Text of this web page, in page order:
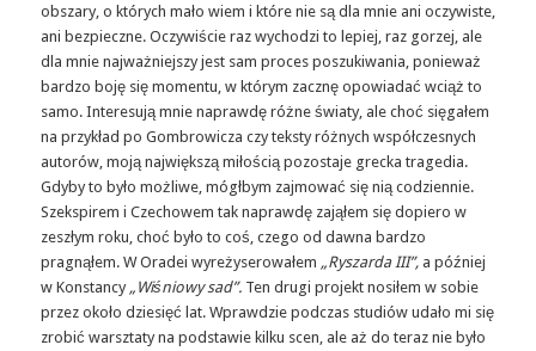
obszary, o których mało wiem i które nie są dla mnie ani oczywiste,
ani bezpieczne. Oczywiście raz wychodzi to lepiej, raz gorzej, ale
dla mnie najważniejszy jest sam proces poszukiwania, ponieważ
bardzo boję się momentu, w którym zacznę opowiadać wciąż to
samo. Interesują mnie naprawdę różne światy, ale choć sięgałem
na przykład po Gombrowicza czy teksty różnych współczesnych
autorów, moją największą miłością pozostaje grecka tragedia.
Gdyby to było możliwe, mógłbym zajmować się nią codziennie.
Szekspirem i Czechowem tak naprawdę zająłem się dopiero w
zeszłym roku, choć było to coś, czego od dawna bardzo
pragnąłem. W Oradei wyreżyserowałem „Ryszarda III”,a później
w Konstancy „Wiśniowy sad”.Ten drugi projekt nosiłem w sobie
przez około dziesięć lat. Wprawdzie podczas studiów udało mi się
zrobić warsztaty na podstawie kilku scen, ale aż do teraz nie było